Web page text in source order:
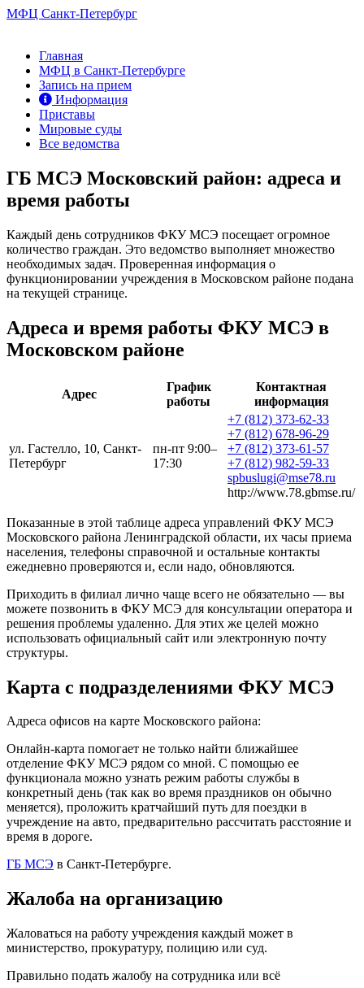
МФЦ Санкт-Петербург
Главная
МФЦ в Санкт-Петербурге
Запись на прием
Информация
Приставы
Мировые суды
Все ведомства
ГБ МСЭ Московский район: адреса и
время работы
Каждый день сотрудников ФКУ МСЭ посещает огромное
количество граждан. Это ведомство выполняет множество
необходимых задач. Проверенная информация о
функционировании учреждения в Московском районе подана
на текущей странице.
Адреса и время работы ФКУ МСЭ в
Московском районе
Адрес
График
работы
Контактная
информация
ул. Гастелло, 10, Санкт-
Петербург
пн-пт 9:00–
17:30
+7 (812) 373-62-33
+7 (812) 678-96-29
+7 (812) 373-61-57
+7 (812) 982-59-33
spbuslugi@mse78.ru
http://www.78.gbmse.ru/
Показанные в этой таблице адреса управлений ФКУ МСЭ
Московского района Ленинградской области, их часы приема
населения, телефоны справочной и остальные контакты
ежедневно проверяются и, если надо, обновляются.
Приходить в филиал лично чаще всего не обязательно — вы
можете позвонить в ФКУ МСЭ для консультации оператора и
решения проблемы удаленно. Для этих же целей можно
использовать официальный сайт или электронную почту
структуры.
Карта с подразделениями ФКУ МСЭ
Адреса офисов на карте Московского района:
Онлайн-карта помогает не только найти ближайшее
отделение ФКУ МСЭ рядом со мной. С помощью ее
функционала можно узнать режим работы службы в
конкретный день (так как во время праздников он обычно
меняется), проложить кратчайший путь для поездки в
учреждение на авто, предварительно рассчитать расстояние и
время в дороге.
ГБ МСЭ в Санкт-Петербурге.
Жалоба на организацию
Жаловаться на работу учреждения каждый может в
министерство, прокуратуру, полицию или суд.
Правильно подать жалобу на сотрудника или всё